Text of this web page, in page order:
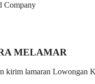
Company
MELAMAR
kirim lamaran